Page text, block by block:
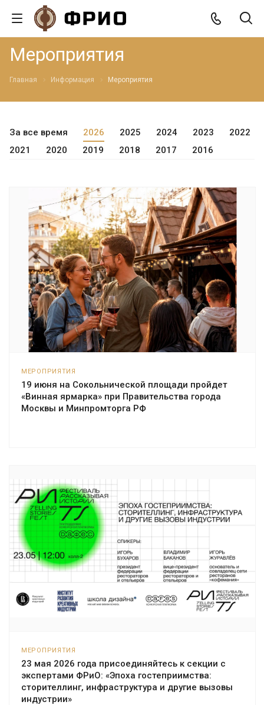
Мероприятия
Главная Информация Мероприятия
За все время 2026 2025 2024 2023
2022
2021
2020 2019 2018 2017 2016
МЕРОПРИЯТИЯ
19 июня на Сокольнической площади пройдет
«Винная ярмарка» при Правительства города
Москвы и Минпромторга РФ
МЕРОПРИЯТИЯ
23 мая 2026 года присоединяйтесь к секции с
экспертами ФРиО: «Эпоха гостеприимства:
сторителлинг, инфраструктура и другие вызовы
индустрии»